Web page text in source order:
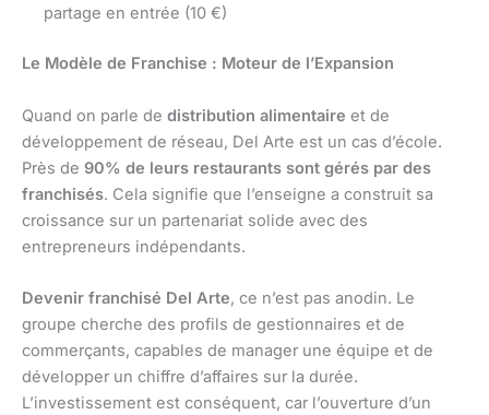
partage en entrée (10 €)
Le Modèle de Franchise : Moteur de l’Expansion
Quand on parle de distribution alimentaire et de
développement de réseau, Del Arte est un cas d’école.
Près de 90% de leurs restaurants sont gérés par des
franchisés. Cela signifie que l’enseigne a construit sa
croissance sur un partenariat solide avec des
entrepreneurs indépendants.
Devenir franchisé Del Arte, ce n’est pas anodin. Le
groupe cherche des profils de gestionnaires et de
commerçants, capables de manager une équipe et de
développer un chiffre d’affaires sur la durée.
L’investissement est conséquent, car l’ouverture d’un